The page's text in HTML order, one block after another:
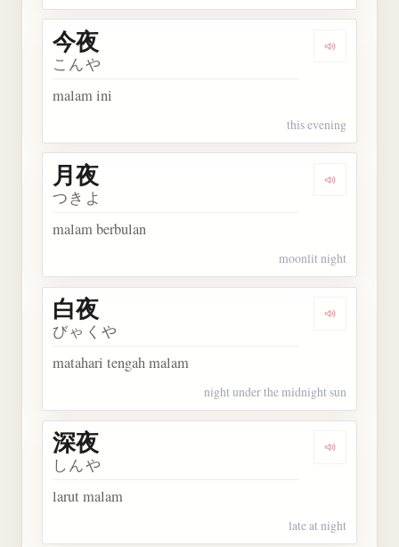
Dengarkan
今夜
こんや
malam ini
this evening
Dengarkan
月夜
つきよ
malam berbulan
moonlit night
Dengarkan
白夜
びゃくや
matahari tengah malam
night under the midnight sun
Dengarkan
深夜
しんや
larut malam
late at night